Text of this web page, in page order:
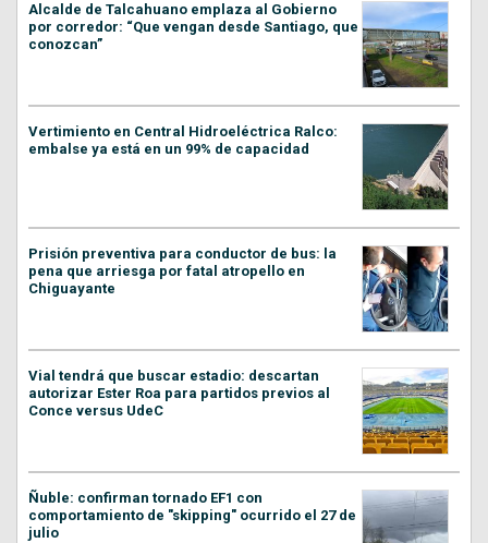
Alcalde de Talcahuano emplaza al Gobierno
por corredor: “Que vengan desde Santiago, que
conozcan”
Vertimiento en Central Hidroeléctrica Ralco:
embalse ya está en un 99% de capacidad
Prisión preventiva para conductor de bus: la
pena que arriesga por fatal atropello en
Chiguayante
Vial tendrá que buscar estadio: descartan
autorizar Ester Roa para partidos previos al
Conce versus UdeC
Ñuble: confirman tornado EF1 con
comportamiento de "skipping" ocurrido el 27 de
julio